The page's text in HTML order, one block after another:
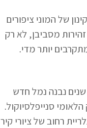
של המוני ציפורים
מסביבן, לא רק
יותר מדי.
נבנה נמל חדש
סנייפלסיוקול.
רחוב של ציורי קיר